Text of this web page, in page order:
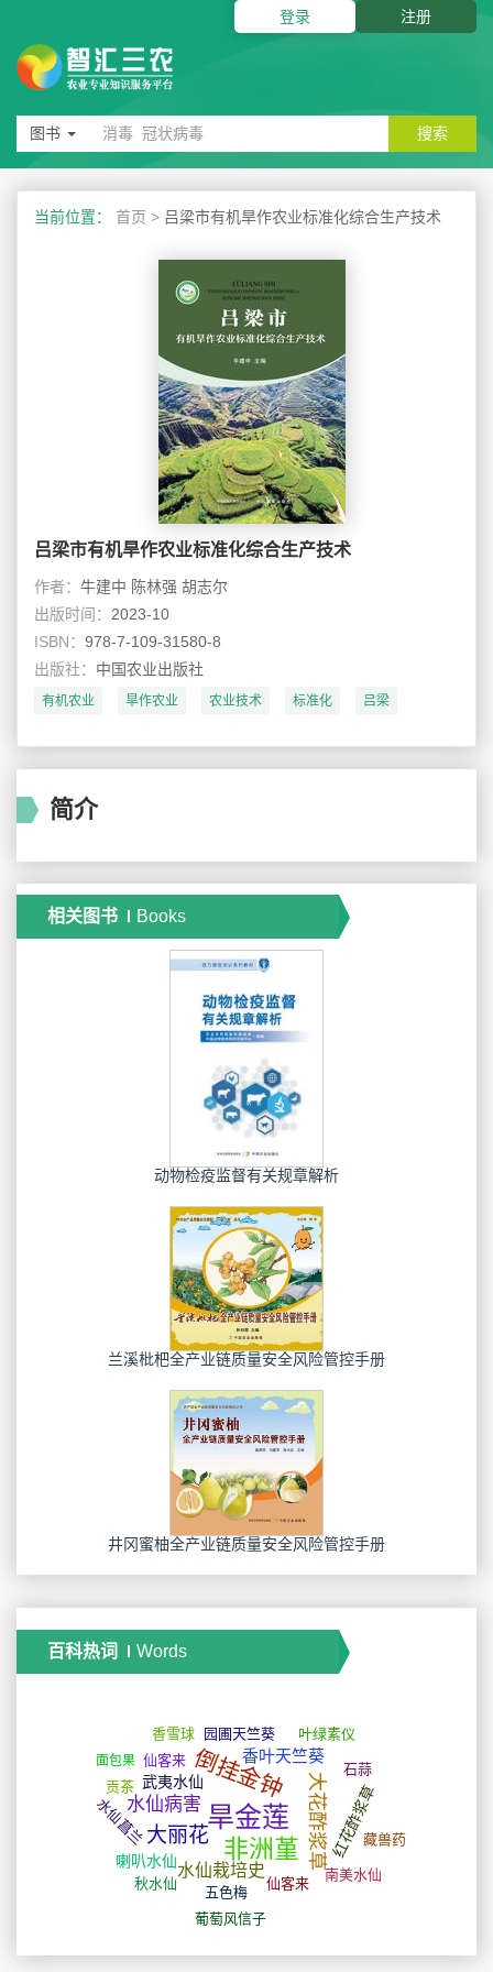
登录 注册
图书 搜索
当前位置： 首页 > 吕梁市有机旱作农业标准化综合生产技术
吕梁市有机旱作农业标准化综合生产技术
作者： 牛建中 陈林强 胡志尔
出版时间： 2023-10
ISBN： 978-7-109-31580-8
出版社： 中国农业出版社
有机农业 旱作农业 农业技术 标准化 吕梁
简介
相关图书 Books
动物检疫监督有关规章解析
兰溪枇杷全产业链质量安全风险管控手册
井冈蜜柚全产业链质量安全风险管控手册
百科热词 Words